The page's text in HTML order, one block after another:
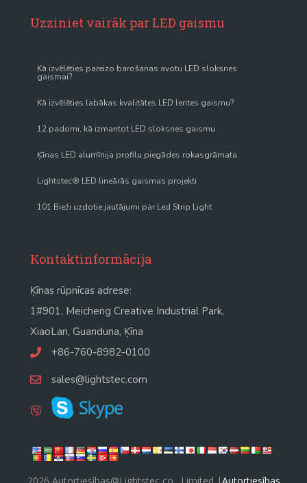
Uzziniet vairāk par LED gaismu
Kā izvēlēties pareizo barošanas avotu LED sloksnes
gaismai?
Kā izvēlēties labākas kvalitātes LED lentes gaismu?
12 padomi, kā izmantot LED sloksnes gaismu
Ķīnas LED alumīnija profilu piegādes rokasgrāmata
Lightstec® LED lineārās gaismas projekti
101 Bieži uzdotie jautājumi par Led Strip Light
Kontaktinformācija
Ķīnas rūpnīcas adrese:
1#901, Meicheng Creative Industrial Park,
XiaoLan, Guanduna, Ķīna
+86-760-8982-0100
sales@lightstec.com